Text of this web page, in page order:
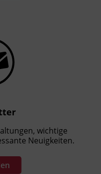
wichtige
Neuigkeiten.